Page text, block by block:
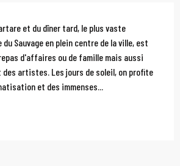
et du dîner tard, le plus vaste
Sauvage en plein centre de la ville, est
d'affaires ou de famille mais aussi
des artistes. Les jours de soleil, on profite
et des immenses...